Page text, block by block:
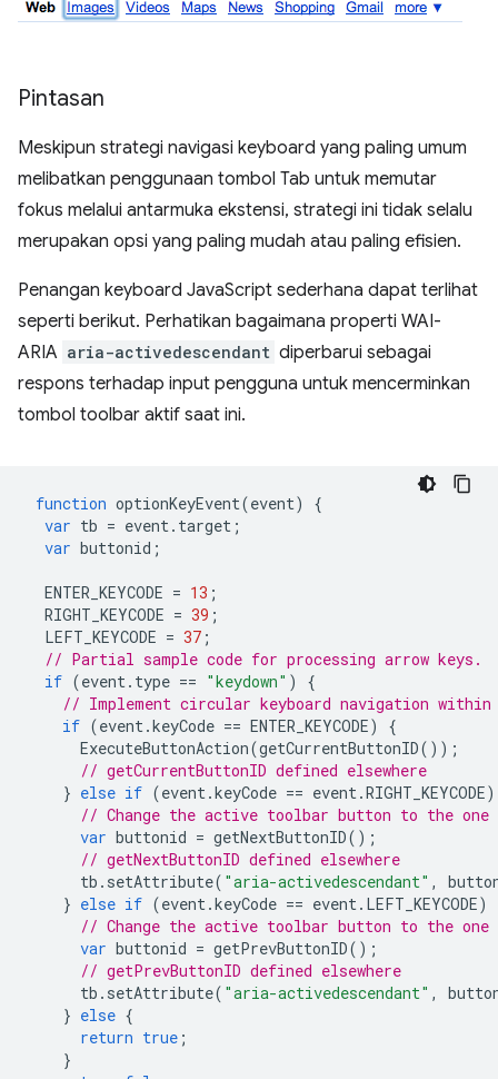
Pintasan
Meskipun strategi navigasi keyboard yang paling umum
melibatkan penggunaan tombol Tab untuk memutar
fokus melalui antarmuka ekstensi, strategi ini tidak selalu
merupakan opsi yang paling mudah atau paling efisien.
Penangan keyboard JavaScript sederhana dapat terlihat
seperti berikut. Perhatikan bagaimana properti WAI-
ARIA aria-activedescendant diperbarui sebagai
respons terhadap input pengguna untuk mencerminkan
tombol toolbar aktif saat ini.
function optionKeyEvent(event)
{
var tb = event . target ;
var buttonid ;
ENTER_KEYCODE = 13 ;
RIGHT_KEYCODE = 39 ;
LEFT_KEYCODE = 37 ;
// Partial sample code for processing arrow keys.
if (event . type == "keydown" )
{
// Implement circular keyboard navigation
if (event .keyCode == ENTER_KEYCODE)
{
ExecuteButtonAction(getCurrentButtonID());
// getCurrentButtonID defined elsewhere
} else if (event .keyCode == event .RIGHT_KEYCODE)
// Change the active toolbar button to the
var buttonid = getNextButtonID();
// getNextButtonID defined elsewhere
tb . setAttribute( "aria-activedescendant" ,
} else if (event .keyCode == event . LEFT_KEYCODE)
// Change the active toolbar button to the
var buttonid = getPrevButtonID();
// getPrevButtonID defined elsewhere
tb . setAttribute( "aria-activedescendant" ,
} else {
return true ;
}